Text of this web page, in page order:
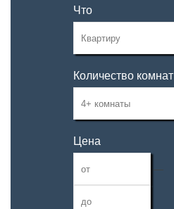
Что
Количество комнат
Цена
—